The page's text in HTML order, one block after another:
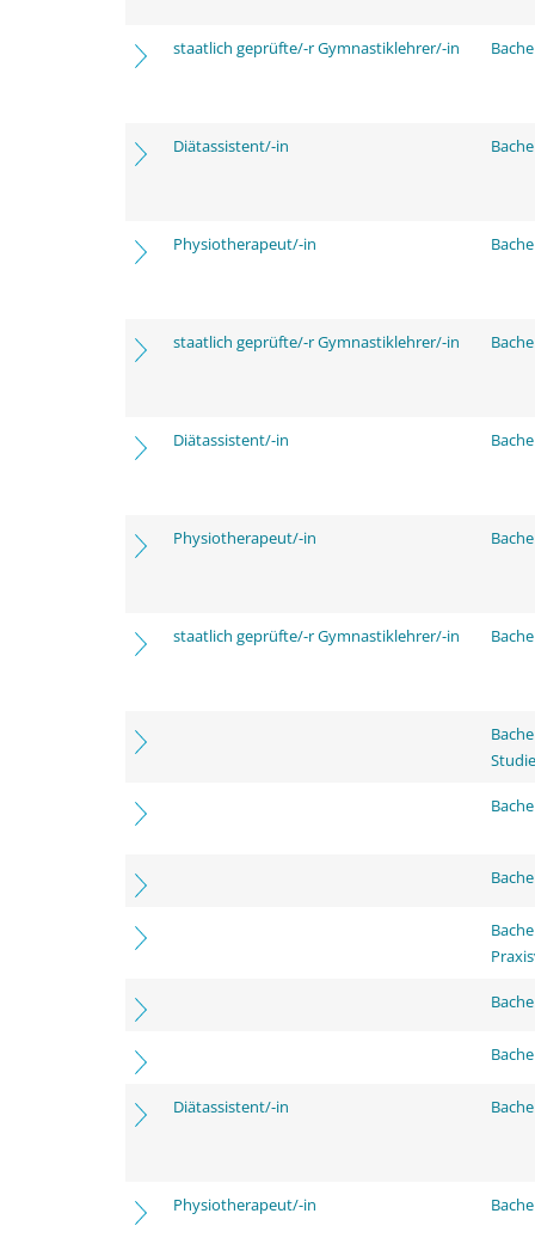
staatlich geprüfte/-r Gymnastiklehrer/-in
Diätassistent/-in
Physiotherapeut/-in
staatlich geprüfte/-r Gymnastiklehrer/-in
Diätassistent/-in
Physiotherapeut/-in
staatlich geprüfte/-r Gymnastiklehrer/-in
Diätassistent/-in
Physiotherapeut/-in